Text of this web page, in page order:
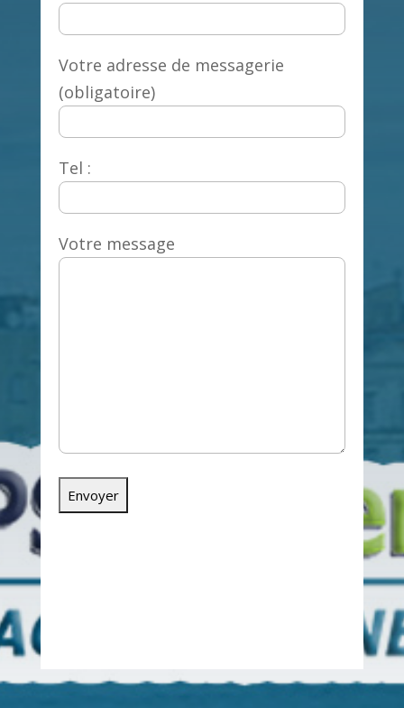
Votre adresse de messagerie
(obligatoire)
Tel :
Votre message